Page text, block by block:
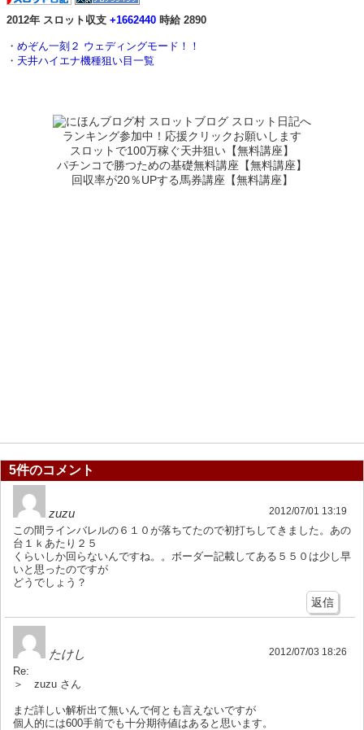
2012年 スロット収支 +1662440 時給 2890
・ めぞん一刻２ ウェディングモード！！
・ 天井ハイエナ機種狙い目一覧
ランキング参加中！応援クリックお願いします
スロットで100万稼ぐ天井狙い【無料講座】
パチンコで勝つための基礎無料講座【無料講座】
回収率が20％UPする馬券講座【無料講座】
5件のコメント
zuzu 2012/07/01 13:19
この間ラインバレルの６１０が落ちてたので初打ちしてきました。あの
台１ｋあたり２５
くらいしか回らないんですね。。ボーダー記載してある５５０は少し早
いと思ったのですが
どうでしょう？
返信
たけし 2012/07/03 18:26
Re:
＞ zuzu さん
まだ詳しい解析出て無いんで何とも言えないですが
個人的には600手前でも十分期待値はあると思います。